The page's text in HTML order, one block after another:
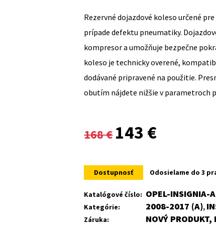
Rezervné dojazdové koleso určené
prípade defektu pneumatiky.
kompresor a umožňuje bezpečne
koleso je technicky overené,
dodávané pripravené na použitie.
obutím nájdete nižšie v parametroch
168€
Original
was:
168 €.
143 €
is:
143 €.
Dostupnosť Odosielame do 3
Katalógové číslo: OPEL-
Kategórie: 2008-2017 (A),
Záruka: NOVÝ